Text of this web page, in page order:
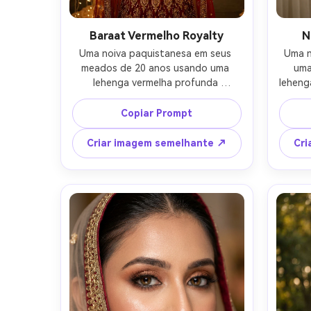
Baraat Vermelho Royalty
Uma noiva paquistanesa em seus
meados de 20 anos usando uma
lehenga vermelha profunda
fortemente bordada com zardozi de
ouro, choker kundan e haar longo,
matha patti e nath, segurando uma
dupatta vermelha sobre sua cabeça,
em pé sob luzes quentes de fadas
em um casamento, neblina suave ao
fundo, expressão serena confiante,
tirada em Sony A7IV, 85mm f/1.4,
profundidade de campo rasa,
retrato de meio corpo, classificação
de cores quentes cinematográficas,
textura de pele ultra-realista,
fotografia de noiva editorial-AR 4:5
Copiar Prompt
Criar imagem semelhante ↗
Uma
luz
de